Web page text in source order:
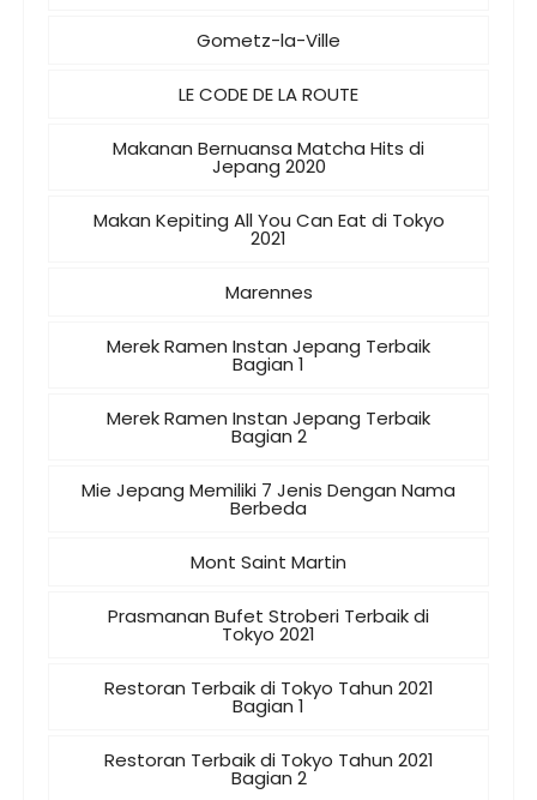
Gometz-la-Ville
LE CODE DE LA ROUTE
Makanan Bernuansa Matcha Hits di
Jepang 2020
Makan Kepiting All You Can Eat di Tokyo
2021
Marennes
Merek Ramen Instan Jepang Terbaik
Bagian 1
Merek Ramen Instan Jepang Terbaik
Bagian 2
Mie Jepang Memiliki 7 Jenis Dengan Nama
Berbeda
Mont Saint Martin
Prasmanan Bufet Stroberi Terbaik di
Tokyo 2021
Restoran Terbaik di Tokyo Tahun 2021
Bagian 1
Restoran Terbaik di Tokyo Tahun 2021
Bagian 2